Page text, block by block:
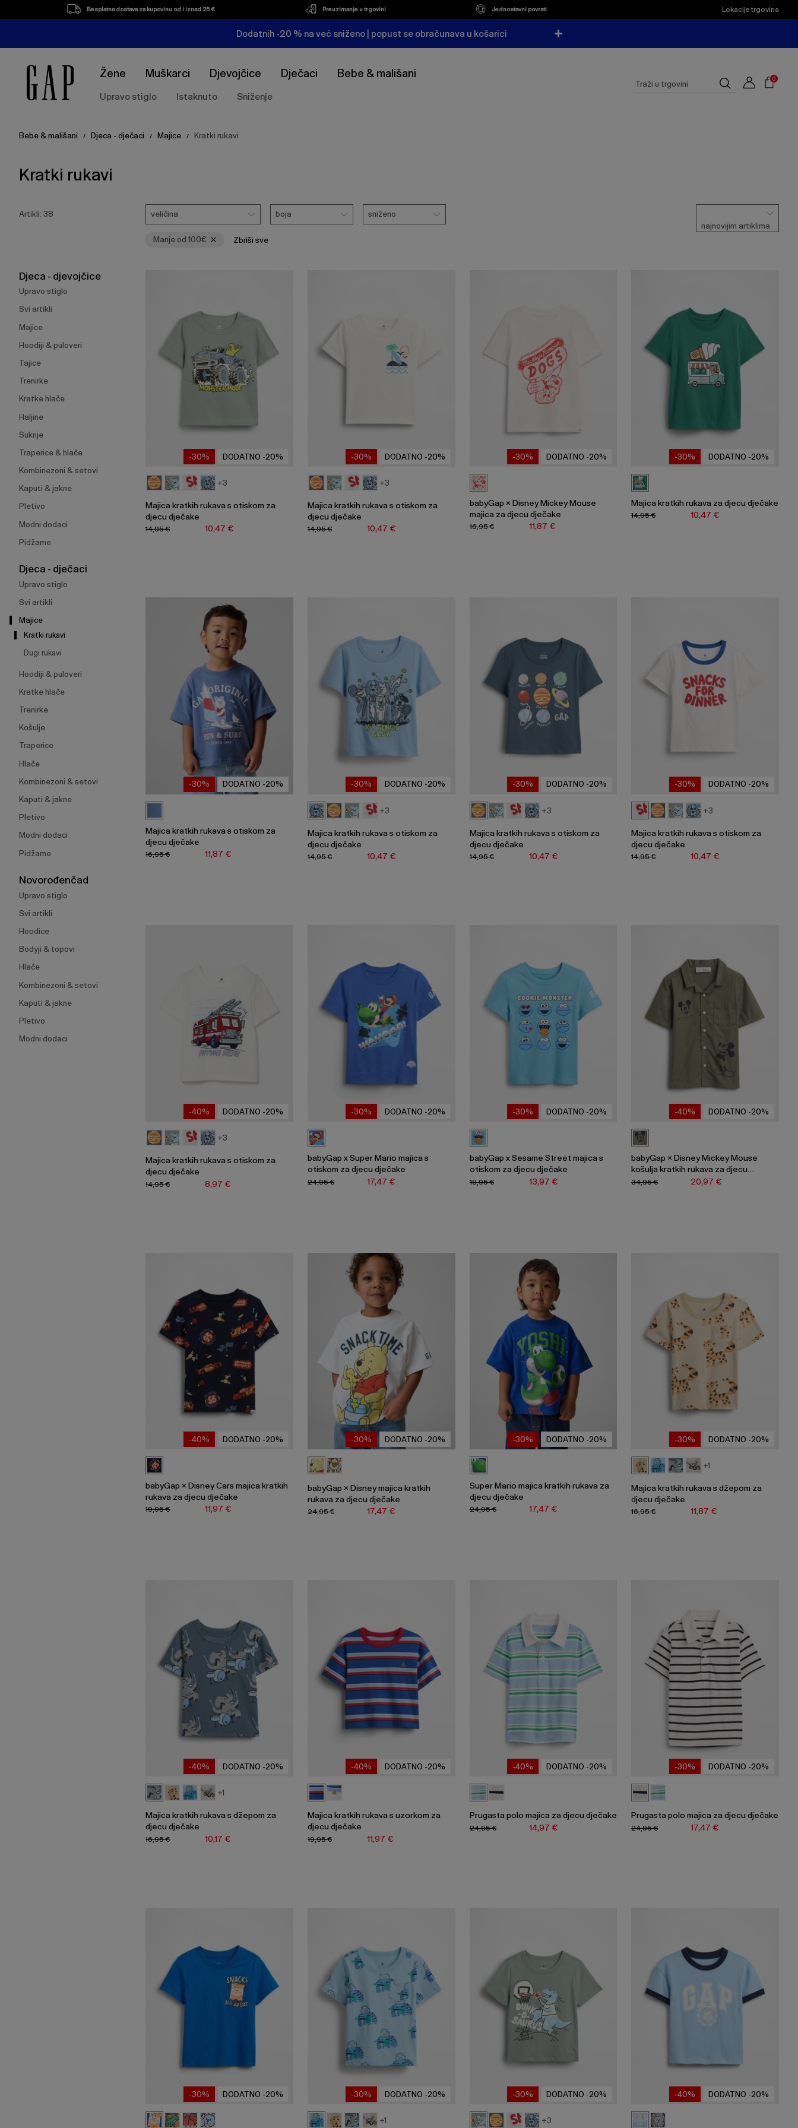
Besplatna dostava za kupovinu od i iznad 25 € Preuzimanje u trgovini Jednostavni povrati Lokacije trgovina
Dodatnih -20 % na već sniženo | popust se obračunava u košarici
Žene Muškarci Djevojčice Dječaci Bebe & mališani
Upravo stiglo Istaknuto Sniženje
Suggested
site
content
Traži
u
0
Bebe & mališani / Djeca - dječaci / Majice / Kratki rukavi
Kratki rukavi
tipku
izbornika.
Artikli: 38
Veličina
veličina
Boja
boja
Sniženo
sniženo
najnovijim artiklima
Manje od 100€
Zbriši sve
Djeca - djevojčice
Upravo stiglo
Svi artikli
Majice
Hoodiji & puloveri
Tajice
Trenirke
Kratke hlače
Haljine
Suknje
Traperice & hlače
Kombinezoni & setovi
Kaputi & jakne
Pletivo
Modni dodaci
Pidžame
Djeca - dječaci
Upravo stiglo
Svi artikli
Majice
Kratki rukavi
Dugi rukavi
Hoodiji & puloveri
Kratke hlače
Trenirke
Košulje
Traperice
Hlače
Kombinezoni & setovi
Kaputi & jakne
Pletivo
Modni dodaci
Pidžame
Novorođenčad
Upravo stiglo
Svi artikli
Hoodice
Bodyji & topovi
Hlače
Kombinezoni & setovi
Kaputi & jakne
Pletivo
Modni dodaci
Popis
proizvoda
DODATNO -20%
-30%
+3
Majica kratkih rukava s otiskom za
djecu dječake
10,47 €
14,95 €
DODATNO -20%
-30%
+3
Majica kratkih rukava s otiskom za
djecu dječake
10,47 €
14,95 €
DODATNO -20%
-30%
babyGap × Disney Mickey Mouse
majica za djecu dječake
11,87 €
16,95 €
DODATNO -20%
-30%
Majica kratkih rukava za djecu dječake
10,47 €
14,95 €
DODATNO -20%
-30%
Majica kratkih rukava s otiskom za
djecu dječake
11,87 €
16,95 €
DODATNO -20%
-30%
+3
Majica kratkih rukava s otiskom za
djecu dječake
10,47 €
14,95 €
DODATNO -20%
-30%
+3
Majica kratkih rukava s otiskom za
djecu dječake
10,47 €
14,95 €
DODATNO -20%
-30%
+3
Majica kratkih rukava s otiskom za
djecu dječake
10,47 €
14,95 €
DODATNO -20%
-40%
+3
Majica kratkih rukava s otiskom za
djecu dječake
8,97 €
14,95 €
DODATNO -20%
-30%
babyGap x Super Mario majica s
otiskom za djecu dječake
17,47 €
24,95 €
DODATNO -20%
-30%
babyGap x Sesame Street majica s
otiskom za djecu dječake
13,97 €
19,95 €
DODATNO -20%
-40%
babyGap × Disney Mickey Mouse
košulja kratkih rukava za djecu
dječake
20,97 €
34,95 €
DODATNO -20%
-40%
babyGap × Disney Cars majica kratkih
rukava za djecu dječake
11,97 €
19,95 €
DODATNO -20%
-30%
babyGap × Disney majica kratkih
rukava za djecu dječake
17,47 €
24,95 €
DODATNO -20%
-30%
Super Mario majica kratkih rukava za
djecu dječake
17,47 €
24,95 €
DODATNO -20%
-30%
+1
Majica kratkih rukava s džepom za
djecu dječake
11,87 €
16,95 €
DODATNO -20%
-40%
+1
Majica kratkih rukava s džepom za
djecu dječake
10,17 €
16,95 €
DODATNO -20%
-40%
Majica kratkih rukava s uzorkom za
djecu dječake
11,97 €
19,95 €
DODATNO -20%
-40%
Prugasta polo majica za djecu dječake
14,97 €
24,95 €
DODATNO -20%
-30%
Prugasta polo majica za djecu dječake
17,47 €
24,95 €
DODATNO -20%
-30% DODATNO -20%
-30%
+1
DODATNO -20%
-30%
+3
DODATNO -20%
-40%